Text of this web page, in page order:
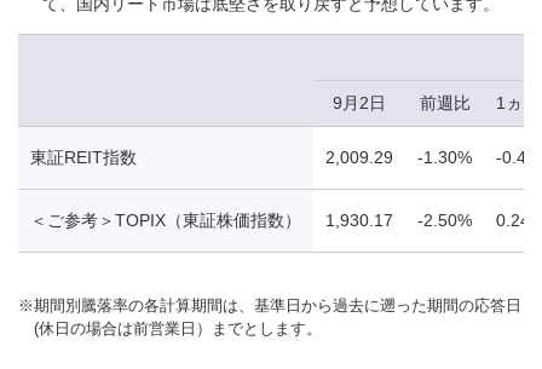
9月2日 前週比 1ヵ
東証REIT指数 2,009.29 -1.30% -
＜ご参考＞TOPIX（東証株価指数） 1,930.17 -2.50%
※期間別騰落率の各計算期間は、基準日から過去に遡った期間の応答日
(休日の場合は前営業日）までとします。